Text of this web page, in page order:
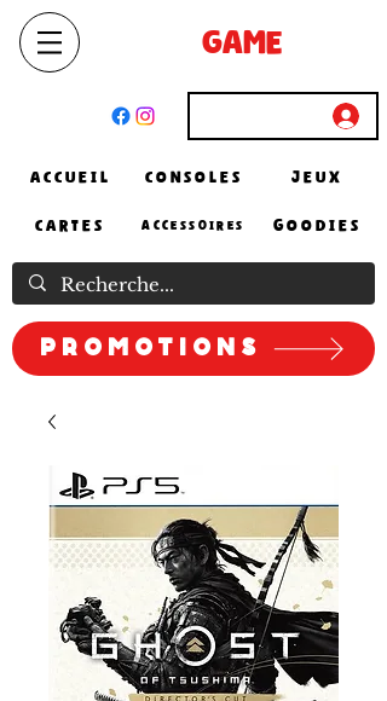
GAME
ACCUEIL CONSOLES JEUX
CARTES ACCESSOIRES GOODIES
Promotions